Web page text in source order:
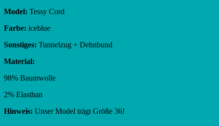
Model: Tessy Cord
Farbe: iceblue
Sonstiges: Tunnelzug + Dehnbund
Material:
98% Baumwolle
2% Elasthan
Hinweis: Unser Model trägt Größe 36!